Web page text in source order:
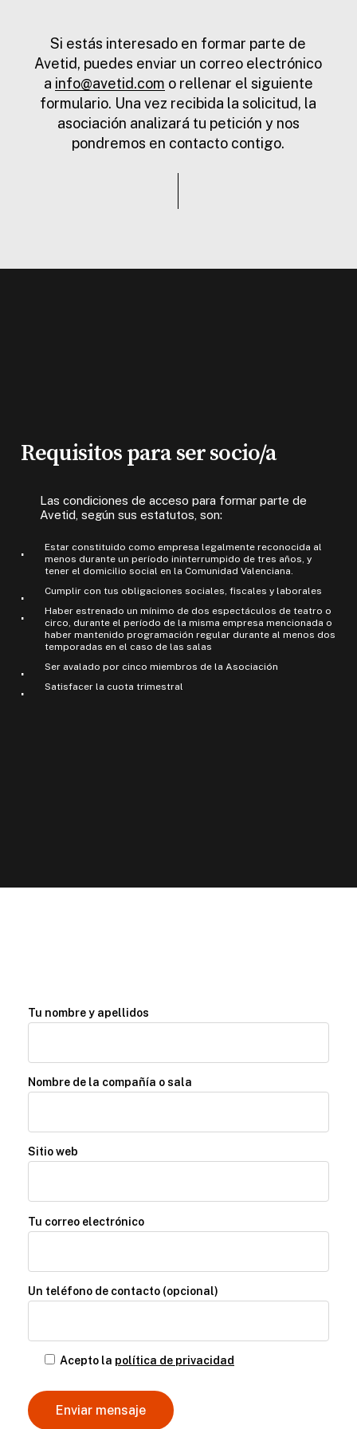
Si estás interesado en formar parte de
Avetid, puedes enviar un correo electrónico
a info@avetid.com o rellenar el siguiente
formulario. Una vez recibida la solicitud, la
asociación analizará tu petición y nos
pondremos en contacto contigo.
Requisitos para ser socio/a
Las condiciones de acceso para formar parte de
Avetid, según sus estatutos, son:
Estar constituido como empresa legalmente reconocida al
menos durante un período ininterrumpido de tres años, y
tener el domicilio social en la Comunidad Valenciana.
Cumplir con tus obligaciones sociales, fiscales y laborales
Haber estrenado un mínimo de dos espectáculos de teatro o
circo, durante el período de la misma empresa mencionada o
haber mantenido programación regular durante al menos dos
temporadas en el caso de las salas
Ser avalado por cinco miembros de la Asociación
Satisfacer la cuota trimestral
Tu nombre y apellidos
Nombre de la compañía o sala
Sitio web
Tu correo electrónico
Un teléfono de contacto (opcional)
Acepto la política de privacidad